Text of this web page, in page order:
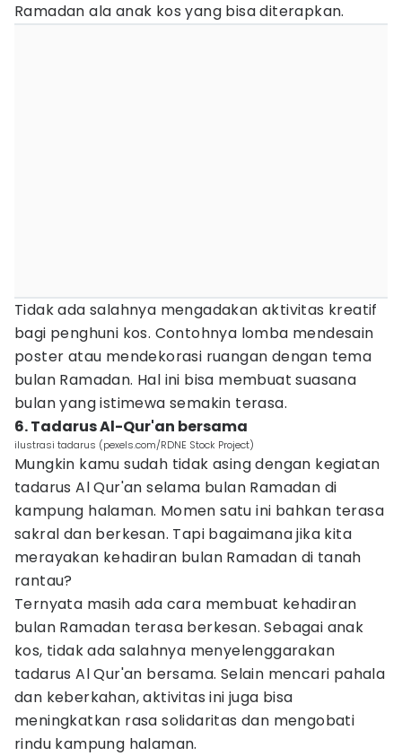
Ramadan ala anak kos yang bisa diterapkan.
Tidak ada salahnya mengadakan aktivitas kreatif
bagi penghuni kos. Contohnya lomba mendesain
poster atau mendekorasi ruangan dengan tema
bulan Ramadan. Hal ini bisa membuat suasana
bulan yang istimewa semakin terasa.
6. Tadarus Al-Qur'an bersama
ilustrasi tadarus (pexels.com/RDNE Stock Project)
Mungkin kamu sudah tidak asing dengan kegiatan
tadarus Al Qur'an selama bulan Ramadan di
kampung halaman. Momen satu ini bahkan terasa
sakral dan berkesan. Tapi bagaimana jika kita
merayakan kehadiran bulan Ramadan di tanah
rantau?
Ternyata masih ada cara membuat kehadiran
bulan Ramadan terasa berkesan. Sebagai anak
kos, tidak ada salahnya menyelenggarakan
tadarus Al Qur'an bersama. Selain mencari pahala
dan keberkahan, aktivitas ini juga bisa
meningkatkan rasa solidaritas dan mengobati
rindu kampung halaman.